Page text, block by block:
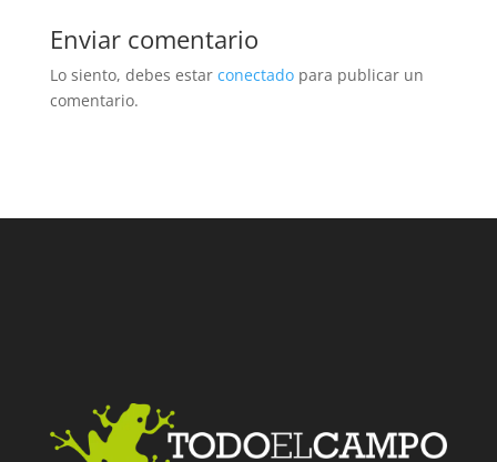
Enviar comentario
Lo siento, debes estar conectadopara publicar un
comentario.
Facebook